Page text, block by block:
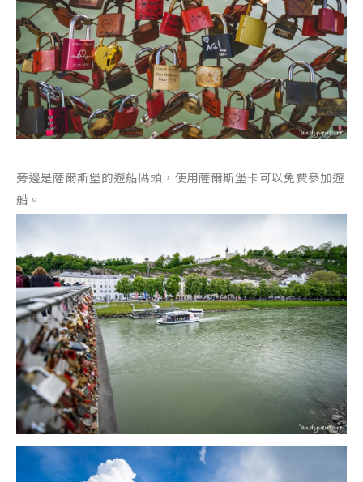
旁邊是薩爾斯堡的遊船碼頭，使用薩爾斯堡卡可以免費參加遊
船。